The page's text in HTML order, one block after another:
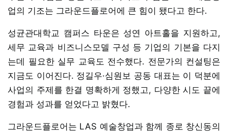
업의 기조는 그라운드플로어에 큰 힘이 됐다고 한다.
성균관대학교 캠퍼스 타운은 성연 아트홀을 지원하고,
세무 교육과 비즈니스모델 구성 등 기업의 기본을 다지
는데 필요한 실무 교육도 전수했다. 전문가의 컨설팅은
지금도 이어진다. 정길우·심원보 공동 대표는 이 덕분에
사업의 주제를 한결 명확하게 정했고, 다양한 시도 끝에
경험과 성과를 얻었다고 밝혔다.
그라운드플로어는 LAS 예술창업과 함께 종로 창신동의